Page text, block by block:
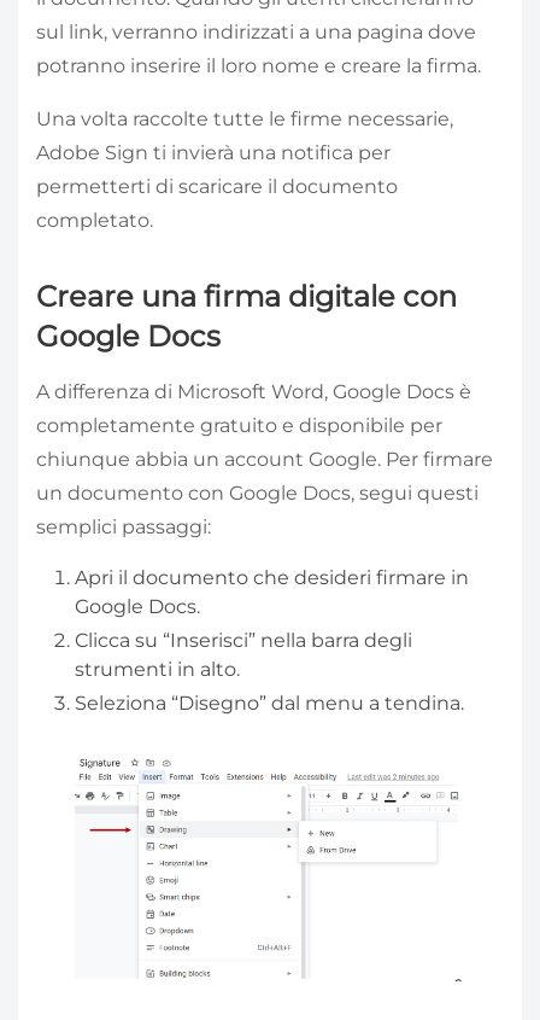
sul link, verranno indirizzati a una pagina dove
potranno inserire il loro nome e creare la firma.
Una volta raccolte tutte le firme necessarie,
Adobe Sign ti invierà una notifica per
permetterti di scaricare il documento
completato.
Creare una firma digitale con
Google Docs
A differenza di Microsoft Word, Google Docs è
completamente gratuito e disponibile per
chiunque abbia un account Google. Per firmare
un documento con Google Docs, segui questi
semplici passaggi:
Apri il documento che desideri firmare in
Google Docs.
Clicca su “Inserisci” nella barra degli
strumenti in alto.
Seleziona “Disegno” dal menu a tendina.